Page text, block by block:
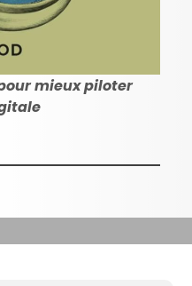
mieux piloter